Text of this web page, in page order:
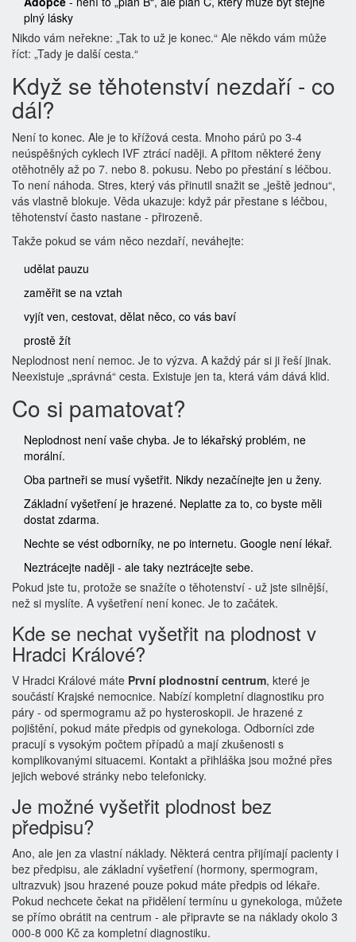
plný lásky
Nikdo vám neřekne: „Tak to už je konec.“ Ale někdo vám může
říct: „Tady je další cesta.“
Když se těhotenství nezdaří - co
dál?
Není to konec. Ale je to křížová cesta. Mnoho párů po 3-4
neúspěšných cyklech IVF ztrácí naději. A přitom některé ženy
otěhotněly až po 7. nebo 8. pokusu. Nebo po přestání s léčbou.
To není náhoda. Stres, který vás přinutil snažit se „ještě jednou“,
vás vlastně blokuje. Věda ukazuje: když pár přestane s léčbou,
těhotenství často nastane - přirozeně.
Takže pokud se vám něco nezdaří, neváhejte:
udělat pauzu
zaměřit se na vztah
vyjít ven, cestovat, dělat něco, co vás baví
prostě žít
Neplodnost není nemoc. Je to výzva. A každý pár si ji řeší jinak.
Neexistuje „správná“ cesta. Existuje jen ta, která vám dává klid.
Co si pamatovat?
Neplodnost není vaše chyba. Je to lékařský problém, ne
morální.
Oba partneři se musí vyšetřit. Nikdy nezačínejte jen u ženy.
Základní vyšetření je hrazené. Neplatte za to, co byste měli
dostat zdarma.
Nechte se vést odborníky, ne po internetu. Google není lékař.
Neztrácejte naději - ale taky neztrácejte sebe.
Pokud jste tu, protože se snažíte o těhotenství - už jste silnější,
než si myslíte. A vyšetření není konec. Je to začátek.
Kde se nechat vyšetřit na plodnost v
Hradci Králové?
V Hradci Králové máte První plodnostní centrum, které je
součástí Krajské nemocnice. Nabízí kompletní diagnostiku pro
páry - od spermogramu až po hysteroskopii. Je hrazené z
pojištění, pokud máte předpis od gynekologa. Odborníci zde
pracují s vysokým počtem případů a mají zkušenosti s
komplikovanými situacemi. Kontakt a přihláška jsou možné přes
jejich webové stránky nebo telefonicky.
Je možné vyšetřit plodnost bez
předpisu?
Ano, ale jen za vlastní náklady. Některá centra přijímají pacienty i
bez předpisu, ale základní vyšetření (hormony, spermogram,
ultrazvuk) jsou hrazené pouze pokud máte předpis od lékaře.
Pokud nechcete čekat na přidělení termínu u gynekologa, můžete
se přímo obrátit na centrum - ale připravte se na náklady okolo 3
000-8 000 Kč za kompletní diagnostiku.